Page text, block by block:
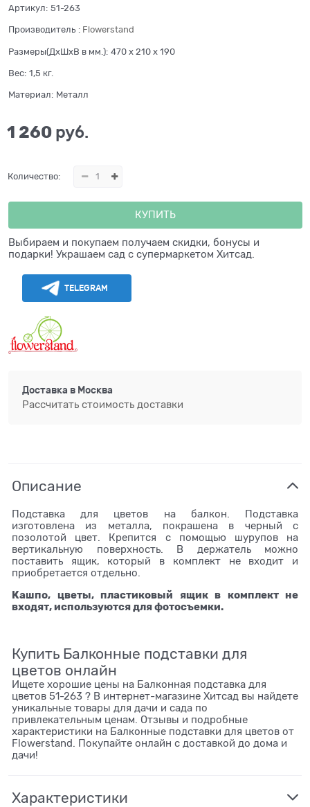
Артикул: 51-263
Производитель : Flowerstand
Размеры(ДхШхВ в мм.): 470 x 210 x 190
Вес: 1,5 кг.
Материал: Металл
1 260 руб.
Количество:
КУПИТЬ
Выбираем и покупаем получаем скидки, бонусы и
подарки! Украшаем сад с супермаркетом Хитсад.
TELEGRAM
Доставка в Москва
Рассчитать стоимость доставки
Описание
Подставка для цветов на балкон. Подставка
изготовлена из металла, покрашена в черный с
позолотой цвет. Крепится с помощью шурупов на
вертикальную поверхность. В держатель можно
поставить ящик, который в комплект не входит и
приобретается отдельно.
Кашпо, цветы, пластиковый ящик в комплект не
входят, используются для фотосъемки.
Купить Балконные подставки для
цветов онлайн
Ищете хорошие цены на Балконная подставка для
цветов 51-263 ? В интернет-магазине Хитсад вы найдете
уникальные товары для дачи и сада по
привлекательным ценам. Отзывы и подробные
характеристики на Балконные подставки для цветов от
Flowerstand. Покупайте онлайн с доставкой до дома и
дачи!
Характеристики